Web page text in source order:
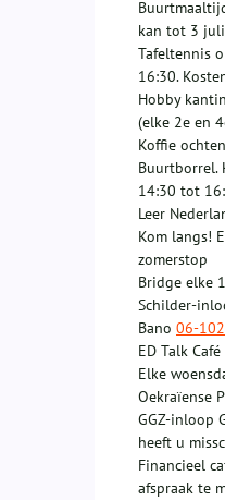
kan tot 3
Tafeltennis
16:30.
Hobby
(elke 2e en
Koffie
Buurtborrel.
14:30 tot
Leer
Kom langs!
zomerstop
Bridge elke
Schilder-
Bano 06-
ED Talk
Elke
Oekraïense
GGZ-inloop
heeft u
Financieel
afspraak te